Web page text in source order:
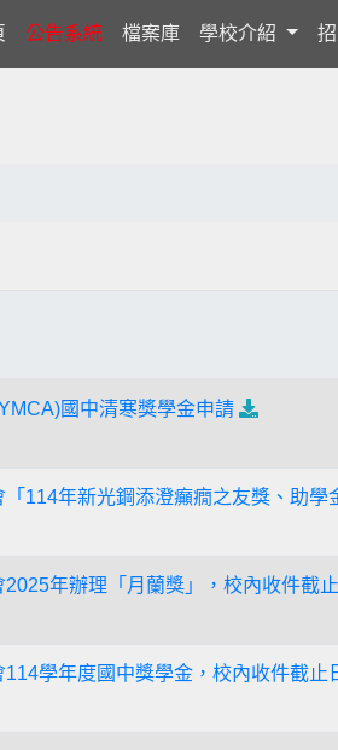
(current)
公告系統 檔案庫 學校介紹
國中清寒獎學金申請
114年新光鋼添澄癲癇之友獎、助
年辦理「月蘭獎」，校內收件截
學年度國中獎學金，校內收件截止